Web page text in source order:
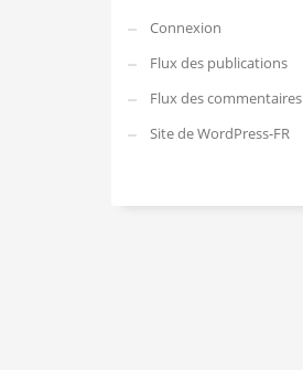
Connexion
Flux des publications
Flux des commentaires
Site de WordPress-FR